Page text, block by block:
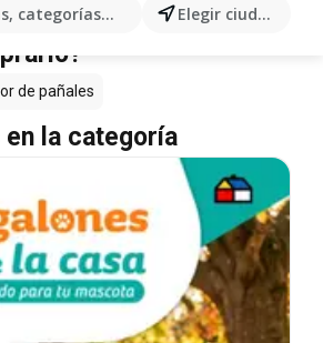
categorías, productos... Elegir ciudad
pañales en oferta -
de pañales
la categoría